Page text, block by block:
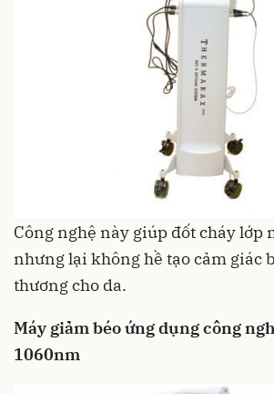
Công nghệ này giúp đốt cháy lớp
nhưng lại không hề tạo cảm giác
thương cho da.
Máy giảm béo ứng dụng công
1060nm